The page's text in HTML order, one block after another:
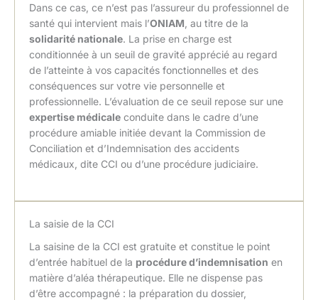
Dans ce cas, ce n’est pas l’assureur du professionnel de
santé qui intervient mais l’ONIAM , au titre de la
solidarité nationale. La prise en charge est
conditionnée à un seuil de gravité apprécié au regard
de l’atteinte à vos capacités fonctionnelles et des
conséquences sur votre vie personnelle et
professionnelle. L’évaluation de ce seuil repose sur une
expertise médicale conduite dans le cadre d’une
procédure amiable initiée devant la Commission de
Conciliation et d’Indemnisation des accidents
médicaux, dite CCI ou d’une procédure judiciaire.
La saisie de la CCI
La saisine de la CCI est gratuite et constitue le point
d’entrée habituel de la procédure d’indemnisation en
matière d’aléa thérapeutique. Elle ne dispense pas
d’être accompagné : la préparation du dossier,